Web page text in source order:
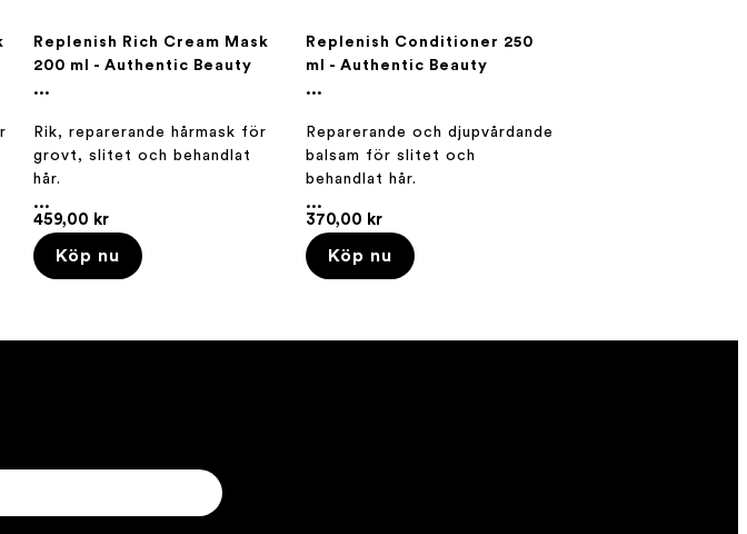
Replenish Rich Cream Mask
200 ml - Authentic Beauty
Concept
...
Rik, reparerande hårmask för
grovt, slitet och behandlat
hår.
...
459,00 kr
Köp nu
Replenish Conditioner 250
ml - Authentic Beauty
Concept
...
Reparerande och djupvårdande
balsam för slitet och
behandlat hår.
...
370,00 kr
Köp nu